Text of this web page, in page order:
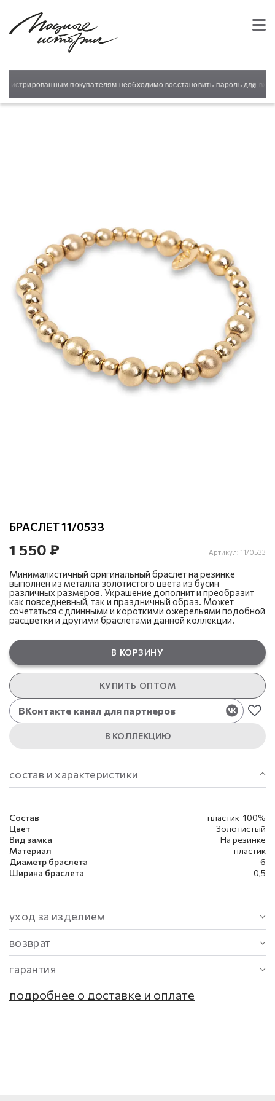
покупателям необходимо восстановить пароль для×
БРАСЛЕТ 11/0533
1 550 ₽ Артикул: 11/0533
Минималистичный оригинальный браслет на резинке
выполнен из металла золотистого цвета из бусин
различных размеров. Украшение дополнит и преобразит
как повседневный, так и праздничный образ. Может
сочетаться с длинными и короткими ожерельями подобной
расцветки и другими браслетами данной коллекции.
В КОРЗИНУ
КУПИТЬ ОПТОМ
ВКонтакте канал для партнеров
В КОЛЛЕКЦИЮ
состав и характеристики
Состав
пластик-100%
Цвет
Золотистый
Вид замка
На резинке
Материал
пластик
Диаметр браслета
6
Ширина браслета
0,5
уход за изделием
возврат
гарантия
подробнее о доставке и оплате